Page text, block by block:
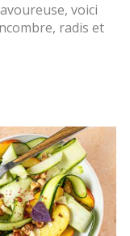
voici
radis et